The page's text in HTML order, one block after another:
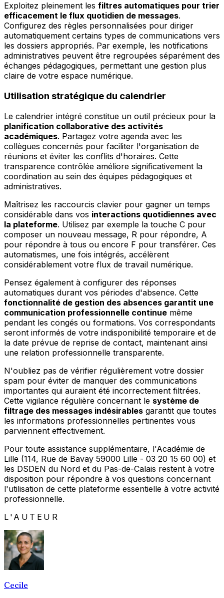
Exploitez pleinement les filtres automatiques pour trier
efficacement le flux quotidien de messages.
Configurez des règles personnalisées pour diriger
automatiquement certains types de communications vers
les dossiers appropriés. Par exemple, les notifications
administratives peuvent être regroupées séparément des
échanges pédagogiques, permettant une gestion plus
claire de votre espace numérique.
Utilisation stratégique du calendrier
Le calendrier intégré constitue un outil précieux pour la
planification collaborative des activités
académiques. Partagez votre agenda avec les
collègues concernés pour faciliter l'organisation de
réunions et éviter les conflits d'horaires. Cette
transparence contrôlée améliore significativement la
coordination au sein des équipes pédagogiques et
administratives.
Maîtrisez les raccourcis clavier pour gagner un temps
considérable dans vos interactions quotidiennes avec
la plateforme. Utilisez par exemple la touche C pour
composer un nouveau message, R pour répondre, A
pour répondre à tous ou encore F pour transférer. Ces
automatismes, une fois intégrés, accélèrent
considérablement votre flux de travail numérique.
Pensez également à configurer des réponses
automatiques durant vos périodes d'absence. Cette
fonctionnalité de gestion des absences garantit une
communication professionnelle continue même
pendant les congés ou formations. Vos correspondants
seront informés de votre indisponibilité temporaire et de
la date prévue de reprise de contact, maintenant ainsi
une relation professionnelle transparente.
N'oubliez pas de vérifier régulièrement votre dossier
spam pour éviter de manquer des communications
importantes qui auraient été incorrectement filtrées.
Cette vigilance régulière concernant le système de
filtrage des messages indésirables garantit que toutes
les informations professionnelles pertinentes vous
parviennent effectivement.
Pour toute assistance supplémentaire, l'Académie de
Lille (114, Rue de Bavay 59000 Lille - 03 20 15 60 00) et
les DSDEN du Nord et du Pas-de-Calais restent à votre
disposition pour répondre à vos questions concernant
l'utilisation de cette plateforme essentielle à votre activité
professionnelle.
L'AUTEUR
Cecile